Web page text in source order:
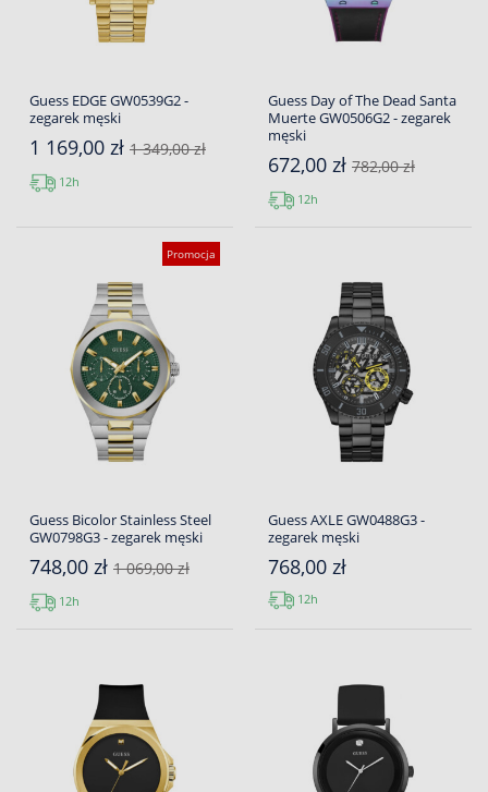
Guess EDGE GW0539G2 -
zegarek męski
1 169,00 zł 1 349,00 zł
12h
Guess Day of The Dead Santa
Muerte GW0506G2 - zegarek
męski
672,00 zł 782,00 zł
12h
Promocja
Guess Bicolor Stainless Steel
GW0798G3 - zegarek męski
748,00 zł 1 069,00 zł
12h
Guess AXLE GW0488G3 -
zegarek męski
768,00 zł
12h